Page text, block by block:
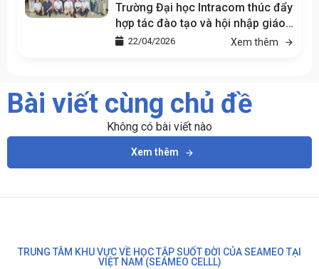
Trường Đại học Intracom thúc đẩy
hợp tác đào tạo và hội nhập giáo
dục khu vực
22/04/2026 Xem thêm
Bài viết cùng chủ đề
Không có bài viết nào
Xem thêm
TRUNG TÂM KHU VỰC VỀ HỌC TẬP SUỐT ĐỜI CỦA SEAMEO TẠI
VIỆT NAM (SEAMEO CELLL)